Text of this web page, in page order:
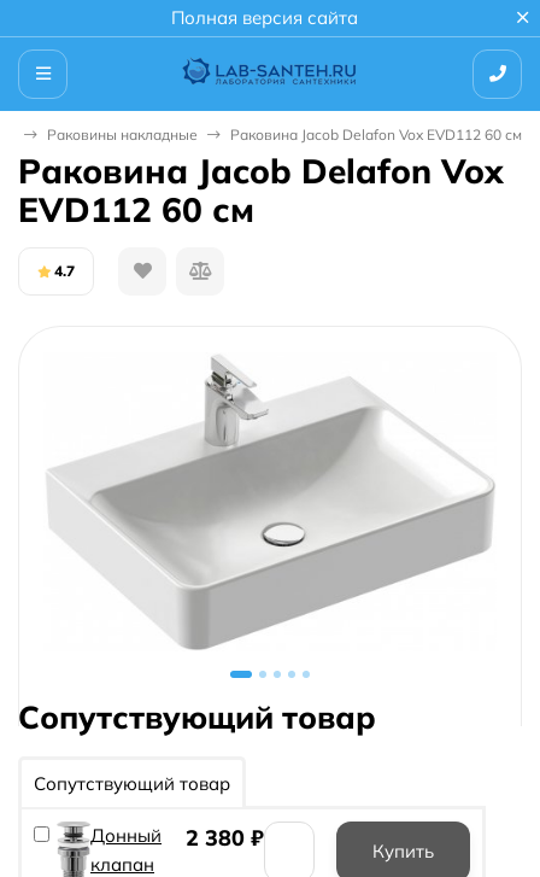
Полная версия сайта
Раковины накладные Раковина Jacob Delafon Vox EVD112 60 см
Раковина Jacob Delafon Vox
EVD112 60 см
4.7
Сопутствующий товар
Сопутствующий товар
Донный
клапан
2 380 ₽